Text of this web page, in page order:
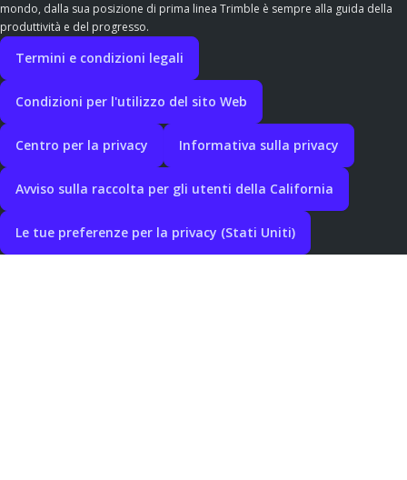
mondo, dalla sua posizione di prima linea Trimble è sempre alla guida della
produttività e del progresso.
Termini e condizioni legali
Condizioni per l'utilizzo del sito Web
Centro per la privacy Informativa sulla privacy
Avviso sulla raccolta per gli utenti della California
Le tue preferenze per la privacy (Stati Uniti)